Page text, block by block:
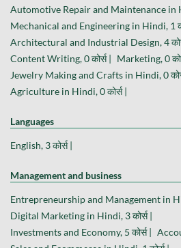
Automotive Repair and Maintenance in
Mechanical and Engineering in Hindi, 1
Architectural and Industrial Design, 4
Content Writing, 0 कोर्स | Marketing, 0
Jewelry Making and Crafts in Hindi, 0
Agriculture in Hindi, 0 कोर्स |
Languages
English, 3 कोर्स |
Management and business
Entrepreneurship and Management in
Digital Marketing in Hindi, 3 कोर्स |
Investments and Economy, 5 कोर्स |